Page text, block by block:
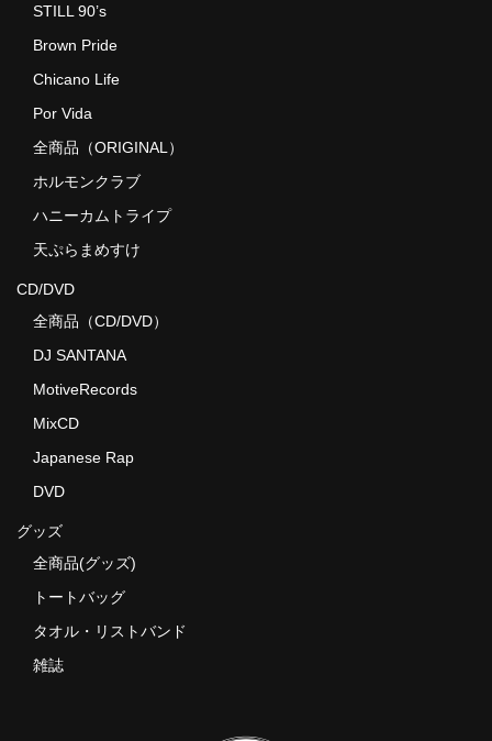
STILL 90’s
Brown Pride
Chicano Life
Por Vida
全商品（ORIGINAL）
ホルモンクラブ
ハニーカムトライプ
天ぷらまめすけ
CD/DVD
全商品（CD/DVD）
DJ SANTANA
MotiveRecords
MixCD
Japanese Rap
DVD
グッズ
全商品(グッズ)
トートバッグ
タオル・リストバンド
雑誌